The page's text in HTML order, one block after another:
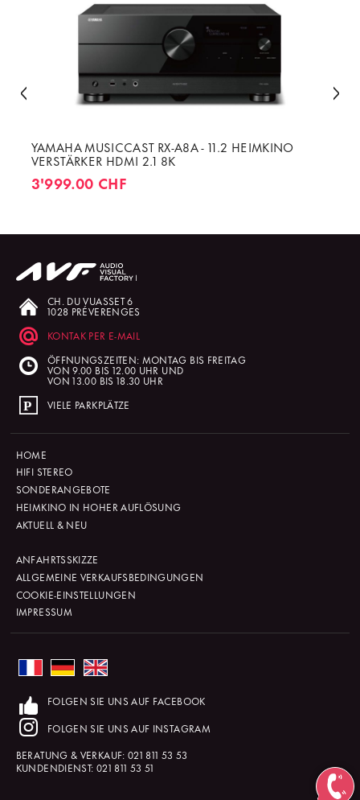
YAMAHA MUSICCAST RX-A8A - 11.2 HEIMKINO
VERSTÄRKER HDMI 2.1 8K
3'999.00 CHF
CH. DU VUASSET 6
1028 PRÉVERENGES
KONTAK PER E-MAIL
ÖFFNUNGSZEITEN: MONTAG BIS FREITAG
VON 9.00 BIS 12.00 UHR UND
VON 13.00 BIS 18.30 UHR
VIELE PARKPLÄTZE
HOME
HIFI STEREO
SONDERANGEBOTE
HEIMKINO IN HOHER AUFLÖSUNG
AKTUELL & NEU
ANFAHRTSSKIZZE
ALLGEMEINE VERKAUFSBEDINGUNGEN
COOKIE-EINSTELLUNGEN
IMPRESSUM
FOLGEN SIE UNS AUF FACEBOOK
FOLGEN SIE UNS AUF INSTAGRAM
BERATUNG & VERKAUF: 021 811 53 53
KUNDENDIENST: 021 811 53 51